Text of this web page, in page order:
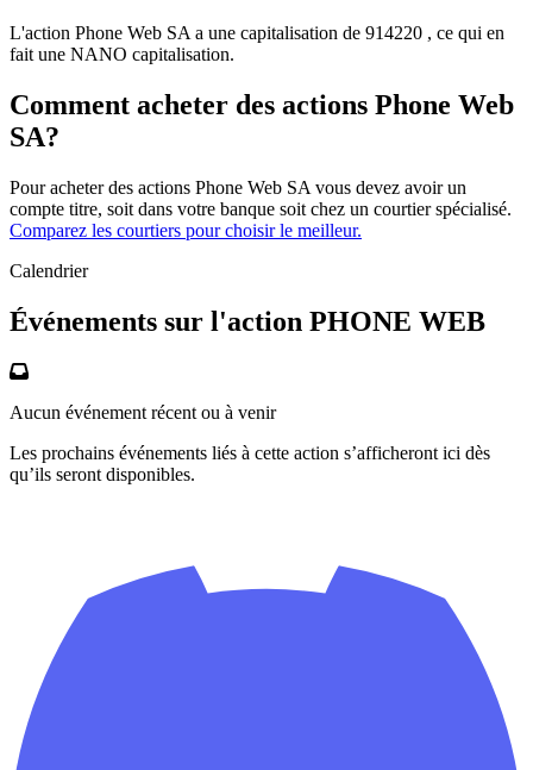
L'action Phone Web SA a une capitalisation de 914220 , ce qui en
fait une NANO capitalisation.
Comment acheter des actions Phone Web
SA?
Pour acheter des actions Phone Web SA vous devez avoir un
compte titre, soit dans votre banque soit chez un courtier spécialisé.
Comparez les courtiers pour choisir le meilleur.
Calendrier
Événements sur l'action PHONE WEB
Aucun événement récent ou à venir
Les prochains événements liés à cette action s’afficheront ici dès
qu’ils seront disponibles.